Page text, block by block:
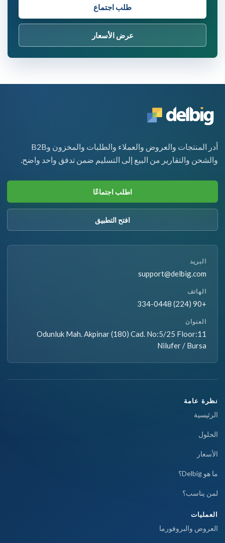
طلب اجتماع
عرض الأسعار
أدر المنتجات والعروض والعملاء والطلبات والمخزون وB2B
والشحن والتقارير من البيع إلى التسليم ضمن تدفق واحد واضح.
اطلب اجتماعًا
افتح التطبيق
البريد
support@delbig.com
الهاتف
+90 (224) 334-0448
العنوان
Odunluk Mah. Akpinar (180) Cad. No:5/25 Floor:11
Nilufer / Bursa
نظرة عامة
الرئيسية
الحلول
الأسعار
ما هو Delbig؟
لمن يناسب؟
العمليات
العروض والبروفورما